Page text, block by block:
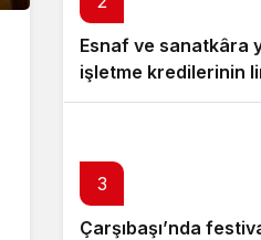
Esnaf ve sanatkâra
işletme kredilerinin
3
Çarşıbaşı’nda